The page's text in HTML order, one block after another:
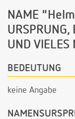
NAME
URSPRUNG,
UND VIELES
BEDEUTUNG
keine Angabe